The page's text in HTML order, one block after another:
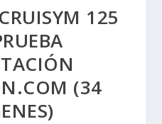
125
(34